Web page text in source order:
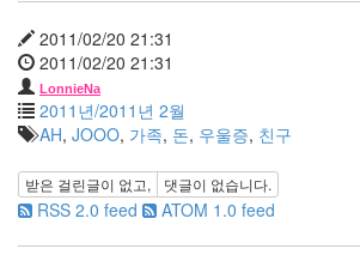
2011/02/20 21:31
2011/02/20 21:31
LonnieNa
2011년/2011년 2월
AH, JOOO, 가족, 돈, 우울증, 친구
받은 걸린글이 없고, 댓글이 없습니다.
RSS 2.0 feed ATOM 1.0 feed
2004
년
48
2004
년
7
14
2004
년
8